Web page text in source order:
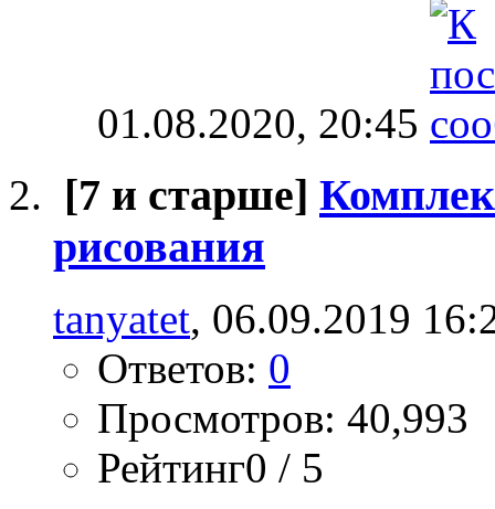
01.08.2020, 20:45
[7 и старше]
рисования
tanyatet, 06.09.2019
Ответов: 0
Просмотров: 40,993
Рейтинг0 / 5